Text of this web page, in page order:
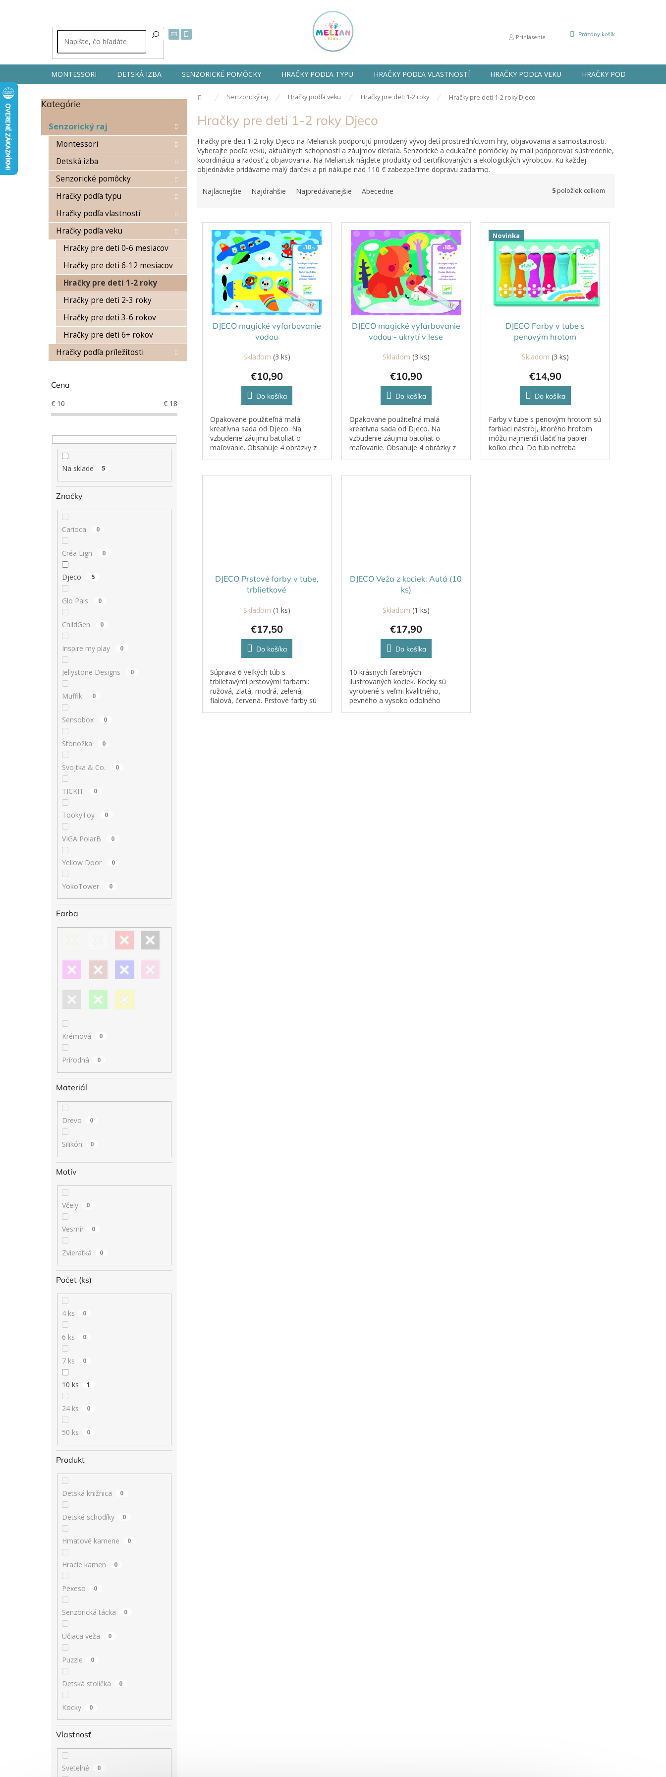
Prihlásenie
NÁKUPNÝ
Prázdny košík
MONTESSORI DETSKÁ IZBA SENZORICKÉ POMÔCKY HRAČKY PODĽA TYPU HRAČKY PODĽA VLASTNOSTÍ HRAČKY PODĽA VEKU HRAČKY PODĽA
Domov Senzorický raj Hračky podľa veku Hračky pre deti 1-2 roky Hračky pre deti 1-2 roky Djeco
B
Preskočiť
Kategórie
Senzorický raj
Montessori
Detská izba
Senzorické pomôcky
Hračky podľa typu
Hračky podľa vlastností
Hračky podľa veku
Hračky pre deti 0-6 mesiacov
Hračky pre deti 6-12 mesiacov
Hračky pre deti 1-2 roky
Hračky pre deti 2-3 roky
Hračky pre deti 3-6 rokov
Hračky pre deti 6+ rokov
Hračky podľa príležitosti
Cena
€ 10 € 18
Na sklade 5
Značky
Carioca 0
Créa Lign 0
Djeco 5
Glo Pals 0
ChildGen 0
Inspire my play 0
Jellystone Designs 0
Muffik 0
Sensobox 0
Stonožka 0
Svojtka & Co. 0
TICKIT 0
TookyToy 0
VIGA PolarB 0
Yellow Door 0
YokoTower 0
Farba
Krémová 0
Prírodná 0
Materiál
Drevo 0
Silikón 0
Motív
Včely 0
Vesmír 0
Zvieratká 0
Počet (ks)
4 ks 0
6 ks 0
7 ks 0
10 ks 1
24 ks 0
50 ks 0
Produkt
Detská knižnica 0
Detské schodíky 0
Hmatové kamene 0
Hracie kamen 0
Pexeso 0
Senzorická tácka 0
Učiaca veža 0
Puzzle 0
Detská stolička 0
Kocky 0
Vlastnosť
Svetelné 0
Hračky pre deti 1-2 roky Djeco
Hračky pre deti 1-2 roky Djeco na Melian.sk podporujú prirodzený vývoj detí prostredníctvom hry, objavovania a samostatnosti.
Vyberajte podľa veku, aktuálnych schopností a záujmov dieťaťa. Senzorické a edukačné pomôcky by mali podporovať sústredenie,
koordináciu a radosť z objavovania. Na Melian.sk nájdete produkty od certifikovaných a ekologických výrobcov. Ku každej
objednávke pridávame malý darček a pri nákupe nad 110 € zabezpečíme dopravu zadarmo.
n
Najlacnejšie Najdrahšie Najpredávanejšie Abecedne 5položiek celkom
V
DJECO magické vyfarbovanie
vodou
Skladom (3 ks)
€10,90
Do košíka
Opakovane použiteľná malá
kreatívna sada od Djeco. Na
vzbudenie záujmu batoliat o
maľovanie. Obsahuje 4 obrázky z
pretretí bielych...
DJECO magické vyfarbovanie
vodou - ukrytí v lese
Skladom (3 ks)
€10,90
Do košíka
Opakovane použiteľná malá
kreatívna sada od Djeco. Na
vzbudenie záujmu batoliat o
maľovanie. Obsahuje 4 obrázky z
pretretí bielych...
Novinka
DJECO Farby v tube s
penovým hrotom
Skladom (3 ks)
€14,90
Do košíka
Farby v tube s penovým hrotom sú
farbiaci nástroj, ktorého hrotom
môžu najmenší tlačiť na papier
koľko chcú. Do túb netreba
DJECO Prstové farby v tube,
trblietkové
Skladom (1 ks)
€17,50
Do košíka
Súprava 6 veľkých túb s
trblietavými prstovými farbami:
ružová, zlatá, modrá, zelená,
fialová, červená. Prstové farby sú
DJECO Veža z kociek: Autá (10
ks)
Skladom (1 ks)
€17,90
Do košíka
10 krásnych farebných
ilustrovaných kociek. Kocky sú
vyrobené s veľmi kvalitného,
pevného a vysoko odolného